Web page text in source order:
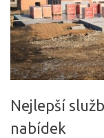
Nejlepší
nabídek